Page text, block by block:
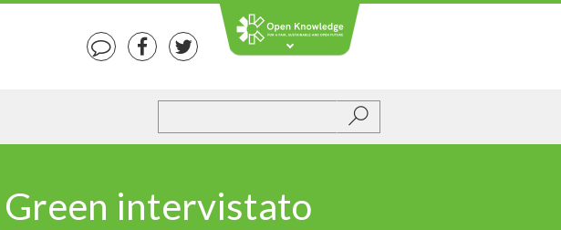
Submit
Green intervistato